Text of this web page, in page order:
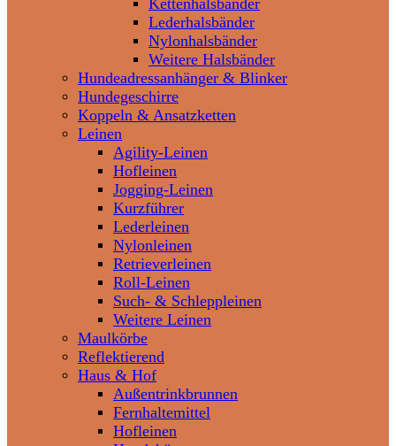
Kettenhalsbänder
Lederhalsbänder
Nylonhalsbänder
Weitere Halsbänder
Hundeadressanhänger & Blinker
Hundegeschirre
Koppeln & Ansatzketten
Leinen
Agility-Leinen
Hofleinen
Jogging-Leinen
Kurzführer
Lederleinen
Nylonleinen
Retrieverleinen
Roll-Leinen
Such- & Schleppleinen
Weitere Leinen
Maulkörbe
Reflektierend
Haus & Hof
Außentrinkbrunnen
Fernhaltemittel
Hofleinen